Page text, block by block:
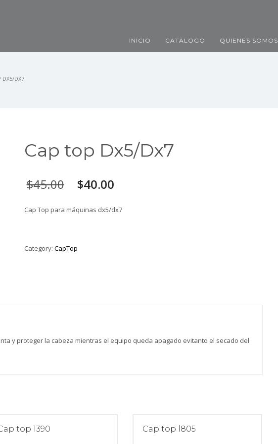
INICIO CATALOGO QUIENES SOMOS
DX5/DX7
Cap top Dx5/Dx7
$45.00 $40.00
Cap Top para máquinas dx5/dx7
Category: CapTop
y proteger la cabeza mientras el equipo queda apagado evitanto el secado del
top 1390 Cap top l805